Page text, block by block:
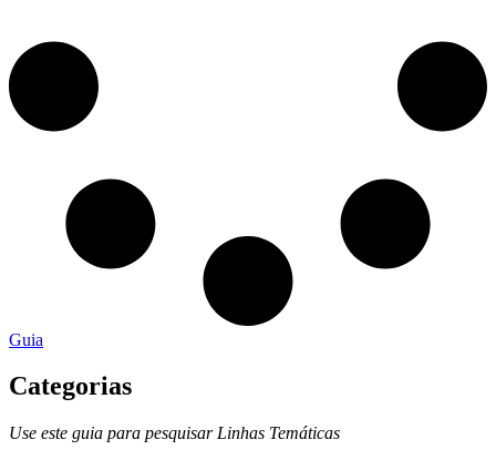
Guia
Categorias
Use este guia para pesquisar Linhas Temáticas